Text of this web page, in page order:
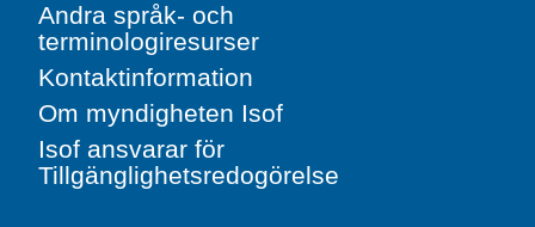
Andra språk- och
terminologiresurser
Kontaktinformation
Om myndigheten Isof
Isof ansvarar för
Tillgänglighetsredogörelse